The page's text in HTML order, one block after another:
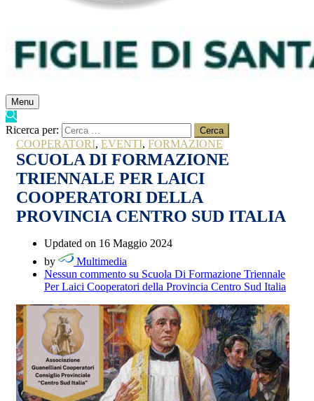
Menu
Ricerca per:
COOPERATORI, EVENTI, FORMAZIONE
SCUOLA DI FORMAZIONE
TRIENNALE PER LAICI
COOPERATORI DELLA
PROVINCIA CENTRO SUD ITALIA
Updated on 16 Maggio 2024
by
Multimedia
Nessun commento su Scuola Di Formazione Triennale
Per Laici Cooperatori della Provincia Centro Sud Italia